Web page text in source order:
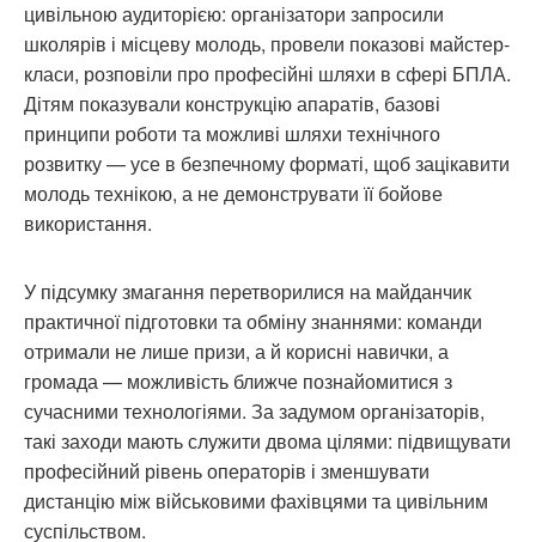
цивільною аудиторією: організатори запросили
школярів і місцеву молодь, провели показові майстер-
класи, розповіли про професійні шляхи в сфері БПЛА.
Дітям показували конструкцію апаратів, базові
принципи роботи та можливі шляхи технічного
розвитку — усе в безпечному форматі, щоб зацікавити
молодь технікою, а не демонструвати її бойове
використання.
У підсумку змагання перетворилися на майданчик
практичної підготовки та обміну знаннями: команди
отримали не лише призи, а й корисні навички, а
громада — можливість ближче познайомитися з
сучасними технологіями. За задумом організаторів,
такі заходи мають служити двома цілями: підвищувати
професійний рівень операторів і зменшувати
дистанцію між військовими фахівцями та цивільним
суспільством.